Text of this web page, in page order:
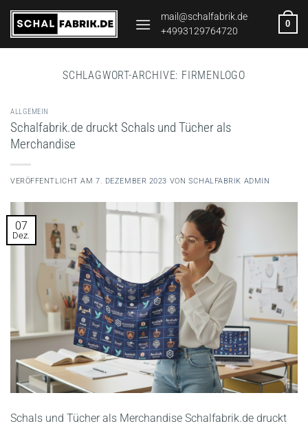
Zum
Inhalt
springen
mail@schalfabrik.de
+4993129764720
0
SCHLAGWORT-ARCHIVE: FIRMENLOGO
ALLGEMEIN
Schalfabrik.de druckt Schals und Tücher als
Merchandise
VERÖFFENTLICHT AM7. DEZEMBER 2023 VON SCHALFABRIK ADMIN
07
Dez.
Schals und Tücher als Merchandise Schalfabrik.de druckt